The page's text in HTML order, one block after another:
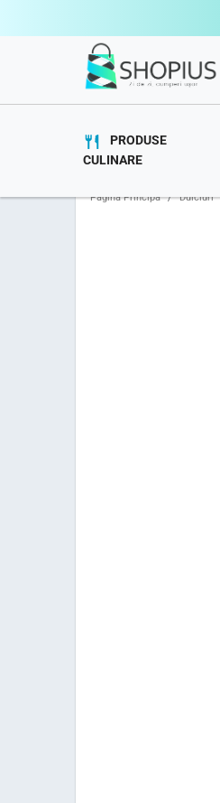
PRODUSE
CULINARE
Pagina Principă Dulciuri